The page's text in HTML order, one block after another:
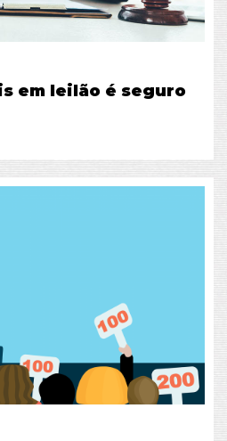
em leilão é seguro